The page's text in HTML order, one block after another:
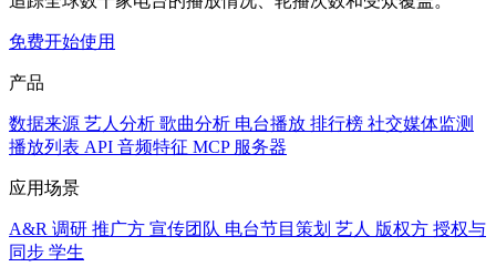
免费开始使用
产品
数据来源 艺人分析 歌曲分析 电台播放 排行榜 社交媒体监测
播放列表 API 音频特征 MCP 服务器
应用场景
A&R 调研 推广方 宣传团队 电台节目策划 艺人 版权方 授权与
同步 学生